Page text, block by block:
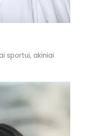
sportui, akiniai